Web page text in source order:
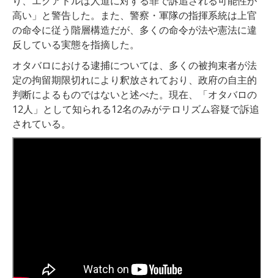
高い」と警告した。また、警察・軍隊の指揮系統は上官
の命令に従う階層構造だが、多くの命令が法や憲法に違
反している実態を指摘した。
オタバロにおける逮捕については、多くの被拘束者が法
定の拘留期限切れにより釈放されており、政府の自主的
判断によるものではないと述べた。現在、「オタバロの
12人」として知られる12名のみがテロリズム容疑で訴追
されている。